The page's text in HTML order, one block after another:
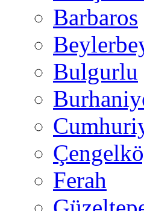
Barbaros
Bulgurlu
Ferah